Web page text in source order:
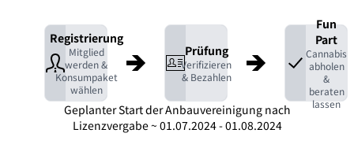
Registrierung
Mitglied
werden &
Konsumpaket
wählen
Prüfung
Verifizieren
& Bezahlen
Fun
Part
Cannabis
abholen
&
beraten
lassen
Geplanter Start der Anbauvereinigung nach
Lizenzvergabe ~ 01.07.2024 - 01.08.2024